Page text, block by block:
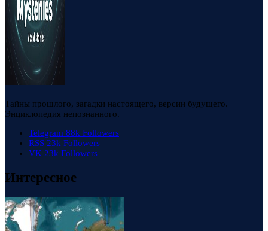
Тайны прошлого, загадки настоящего, версии будущего.
Энциклопедия непознанного.
Telegram 88k Followers
RSS 23k Followers
VK 23k Followers
Интересное